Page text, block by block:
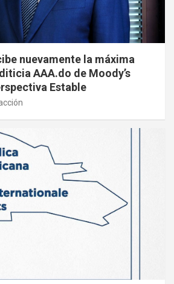
nuevamente la máxima
AAA.do de Moody’s
Estable